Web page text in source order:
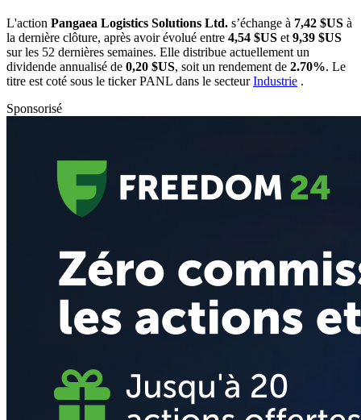
L'action Pangaea Logistics Solutions Ltd. s’échange à 7,42 $US à
la dernière clôture, après avoir évolué entre 4,54 $US et 9,39 $US
sur les 52 dernières semaines. Elle distribue actuellement un
dividende annualisé de 0,20 $US, soit un rendement de 2.70%. Le
titre est coté sous le tickerPANL dans le secteurIndustrie .
Sponsorisé